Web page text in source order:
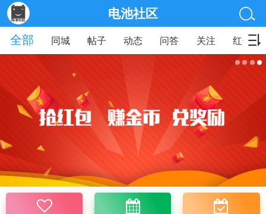
电池社区
全部
同城 帖子 动态 问答 关注 红包